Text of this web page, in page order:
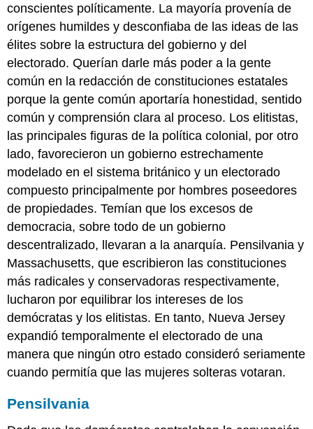
conscientes políticamente. La mayoría provenía de
orígenes humildes y desconfiaba de las ideas de las
élites sobre la estructura del gobierno y del
electorado. Querían darle más poder a la gente
común en la redacción de constituciones estatales
porque la gente común aportaría honestidad, sentido
común y comprensión clara al proceso. Los elitistas,
las principales figuras de la política colonial, por otro
lado, favorecieron un gobierno estrechamente
modelado en el sistema británico y un electorado
compuesto principalmente por hombres poseedores
de propiedades. Temían que los excesos de
democracia, sobre todo de un gobierno
descentralizado, llevaran a la anarquía. Pensilvania y
Massachusetts, que escribieron las constituciones
más radicales y conservadoras respectivamente,
lucharon por equilibrar los intereses de los
demócratas y los elitistas. En tanto, Nueva Jersey
expandió temporalmente el electorado de una
manera que ningún otro estado consideró seriamente
cuando permitía que las mujeres solteras votaran.
Pensilvania